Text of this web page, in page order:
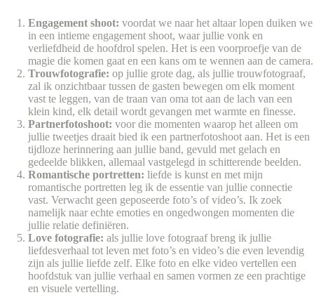
Engagement shoot: voordat we naar het altaar lopen duiken we
in een intieme engagement shoot, waar jullie vonk en
verliefdheid de hoofdrol spelen. Het is een voorproefje van de
magie die komen gaat en een kans om te wennen aan de camera.
Trouwfotografie: op jullie grote dag, als jullie trouwfotograaf,
zal ik onzichtbaar tussen de gasten bewegen om elk moment
vast te leggen, van de traan van oma tot aan de lach van een
klein kind, elk detail wordt gevangen met warmte en finesse.
Partnerfotoshoot: voor die momenten waarop het alleen om
jullie tweetjes draait bied ik een partnerfotoshoot aan. Het is een
tijdloze herinnering aan jullie band, gevuld met gelach en
gedeelde blikken, allemaal vastgelegd in schitterende beelden.
Romantische portretten: liefde is kunst en met mijn
romantische portretten leg ik de essentie van jullie connectie
vast. Verwacht geen geposeerde foto’s of video’s. Ik zoek
namelijk naar echte emoties en ongedwongen momenten die
jullie relatie definiëren.
Love fotografie: als jullie love fotograaf breng ik jullie
liefdesverhaal tot leven met foto’s en video’s die even levendig
zijn als jullie liefde zelf. Elke foto en elke video vertellen een
hoofdstuk van jullie verhaal en samen vormen ze een prachtige
en visuele vertelling.